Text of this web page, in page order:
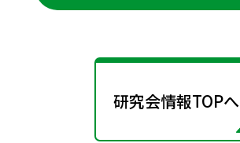
研究会情報TOPへ